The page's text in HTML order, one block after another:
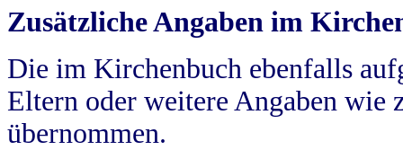
Zusätzliche Angaben im
Die im Kirchenbuch ebenfalls
Eltern oder weitere Angaben wie
übernommen.